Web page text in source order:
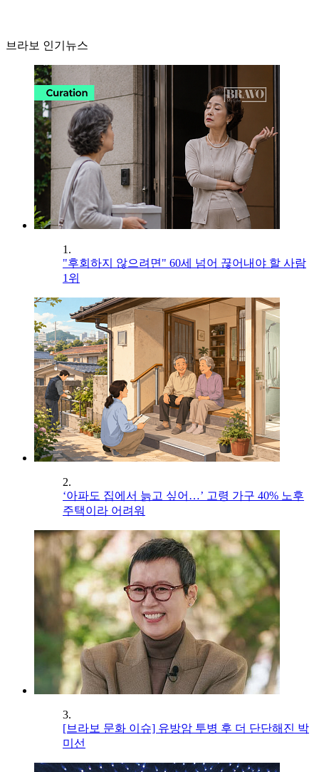
브라보 인기뉴스
1.
"후회하지 않으려면" 60세 넘어 끊어내야 할 사람
1위
2.
‘아파도 집에서 늙고 싶어…’ 고령 가구 40% 노후
주택이라 어려워
3.
[브라보 문화 이슈] 유방암 투병 후 더 단단해진 박
미선